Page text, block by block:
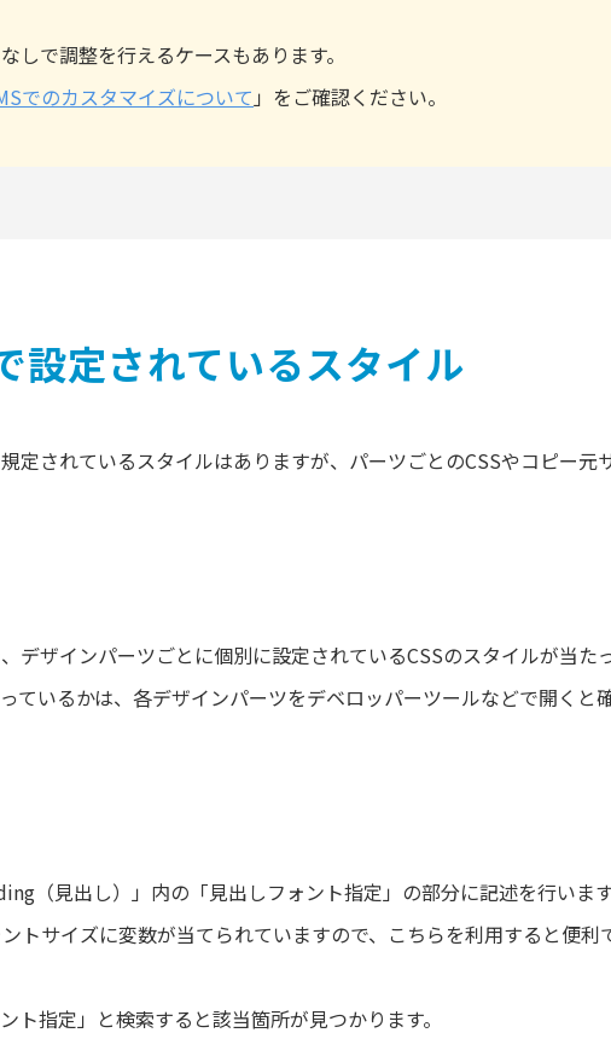
しで調整を行えるケースもあります。
でのカスタマイズについて 」をご確認ください。
設定されているスタイル
定されているスタイルはありますが、パーツごとのCSSやコピー元
デザインパーツごとに個別に設定されているCSSのスタイルが当た
ているかは、各デザインパーツをデベロッパーツールなどで開くと
（見出し）」内の「見出しフォント指定」の部分に記述を行いま
トサイズに変数が当てられていますので、こちらを利用すると便利
指定」と検索すると該当箇所が見つかります。